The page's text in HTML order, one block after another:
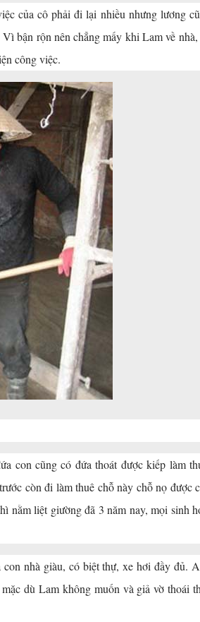
của cô phải đi lại nhiều nhưng lương
bận rộn nên chẳng mấy khi Lam về
công việc.
con cũng có đứa thoát được kiếp làm
còn đi làm thuê chỗ này chỗ nọ được
nằm liệt giường đã 3 năm nay, mọi sinh
nhà giàu, có biệt thự, xe hơi đầy đủ.
dù Lam không muốn và giả vờ thoái